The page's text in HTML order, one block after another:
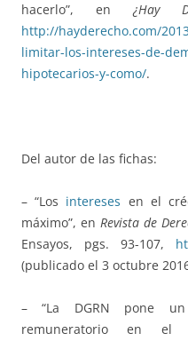
hacerlo”, en ¿Hay
http://hayderecho.com/
limitar-los-intereses-de-
hipotecarios-y-como/.
Del autor de las fichas:
– “Los intereses en el
máximo”, enRevista de
Ensayos, pgs. 93-107,
(publicado el 3 octubre
– “La DGRN pone
remuneratorio en el